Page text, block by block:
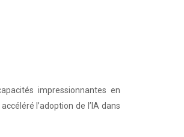
impressionnantes en
l’adoption de l’IA dans